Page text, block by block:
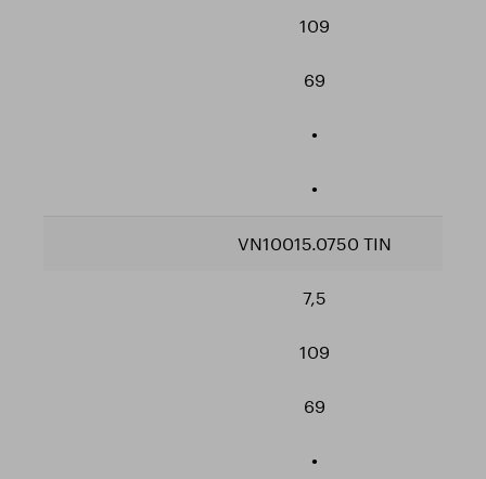
109
69
•
•
VN10015.0750 TIN
7,5
109
69
•